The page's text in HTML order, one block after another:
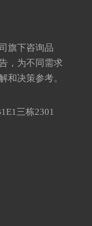
旗下咨询品
，为不同需求
和决策参考。
三栋2301